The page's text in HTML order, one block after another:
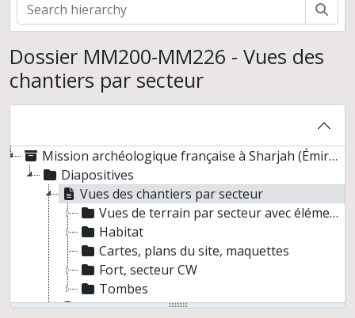
Dossier MM200-MM226 - Vues des
chantiers par secteur
Mission archéologique française à Sharjah (Émirats arabes unis)
Diapositives
Vues des chantiers par secteur
Vues de terrain par secteur avec éléments d'architecture et métallurgie
Habitat
Cartes, plans du site, maquettes
Fort, secteur CW
Tombes
Objets